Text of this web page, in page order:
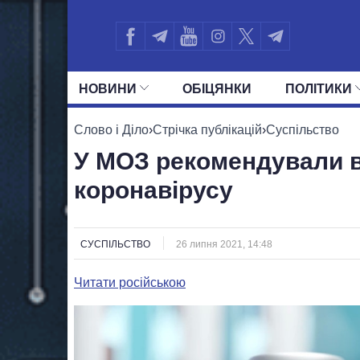
НОВИНИ ОБIЦЯНКИ ПОЛIТИКИ
УСІ ПОЛІТИКИ ПРЕЗИДЕНТ І ОФІС
Слово і Діло›Стрічка публікацій›Суспільство
У МОЗ рекомендували
коронавірусу
СУСПІЛЬСТВО 26 липня 2021, 14:48
Читати російською